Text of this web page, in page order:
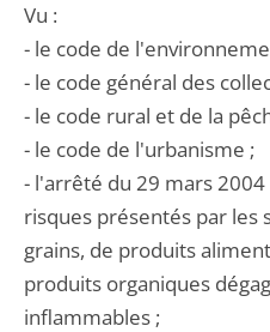
Vu :
- le code de
- le code général des
- le code rural et de la
- le code de l'urbanisme ;
- l'arrêté du 29 mars
risques présentés par les
grains, de produits
produits organiques
inflammables ;